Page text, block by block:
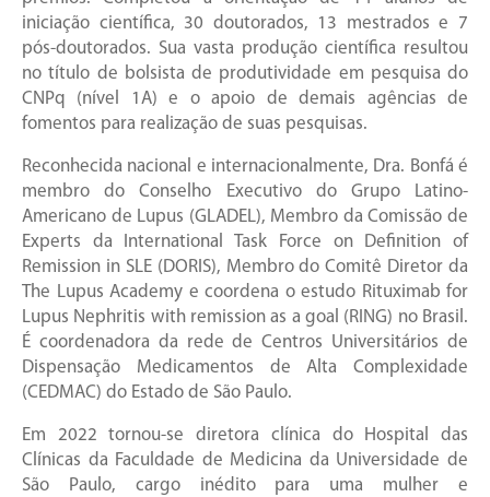
iniciação científica, 30 doutorados, 13 mestrados e 7
pós-doutorados. Sua vasta produção científica resultou
no título de bolsista de produtividade em pesquisa do
CNPq (nível 1A) e o apoio de demais agências de
fomentos para realização de suas pesquisas.
Reconhecida nacional e internacionalmente, Dra. Bonfá é
membro do Conselho Executivo do Grupo Latino-
Americano de Lupus (GLADEL), Membro da Comissão de
Experts da International Task Force on Definition of
Remission in SLE (DORIS), Membro do Comitê Diretor da
The Lupus Academy e coordena o estudo Rituximab for
Lupus Nephritis with remission as a goal (RING) no Brasil.
É coordenadora da rede de Centros Universitários de
Dispensação Medicamentos de Alta Complexidade
(CEDMAC) do Estado de São Paulo.
Em 2022 tornou-se diretora clínica do Hospital das
Clínicas da Faculdade de Medicina da Universidade de
São Paulo, cargo inédito para uma mulher e